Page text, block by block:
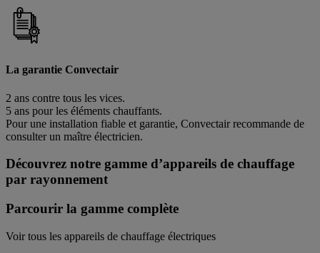
La garantie Convectair
2 ans contre tous les vices.
5 ans pour les éléments chauffants.
Pour une installation fiable et garantie, Convectair recommande de
consulter un maître électricien.
Découvrez notre gamme d’appareils de chauffage
par rayonnement
Parcourir la gamme complète
Voir tous les appareils de chauffage électriques